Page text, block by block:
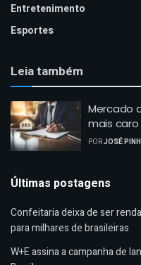
Entretenimento
Esportes
Leia também
Mercado
mais
PORJOSÉ
Últimas postagens
Confeitaria deixa de ser
para milhares de brasileiras
W+E assina a campanha de